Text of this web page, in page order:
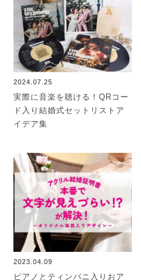
2024.07.25
実際に音楽を聴ける！QRコー
ド入り結婚式セットリストア
イデア集
2023.04.09
ピアノとティンパニ入りおア